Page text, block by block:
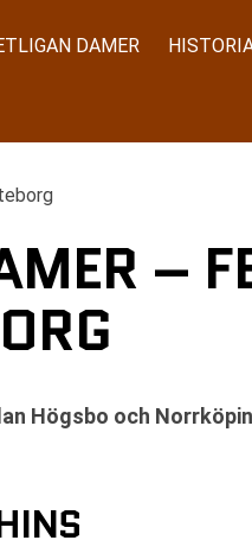
DAMER
–
Högsbo och